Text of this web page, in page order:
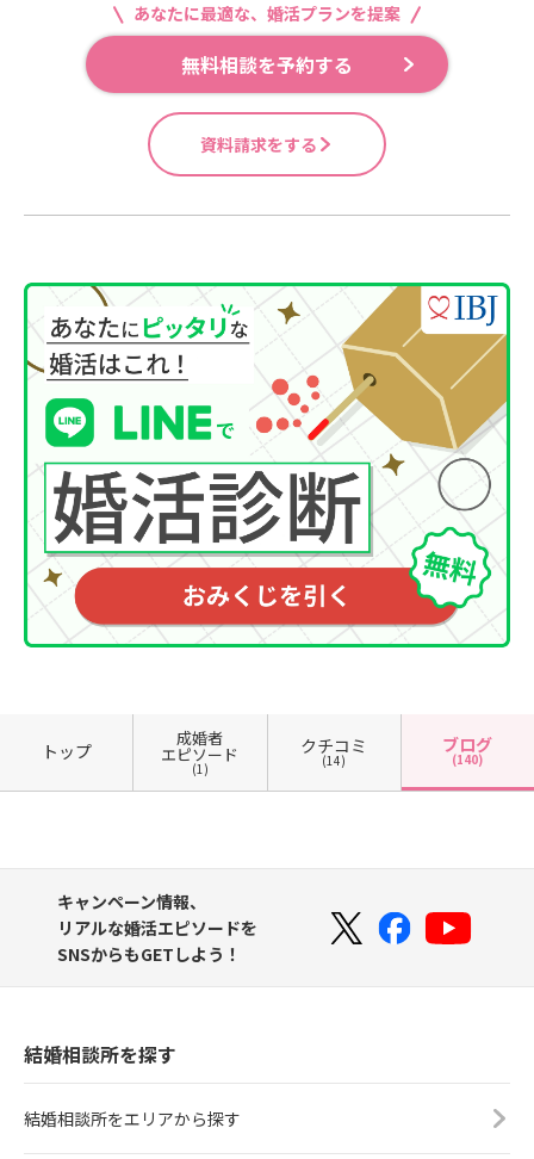
あなたに最適な、婚活プランを提案
無料相談を予約する
資料請求をする
トップ
成婚者
エピソード
(1)
クチコミ
(14)
ブログ
(140)
キャンペーン情報、
リアルな婚活エピソードを
SNSからもGETしよう！
結婚相談所を探す
結婚相談所をエリアから探す